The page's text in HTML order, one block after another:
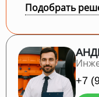
Подобрать
+7